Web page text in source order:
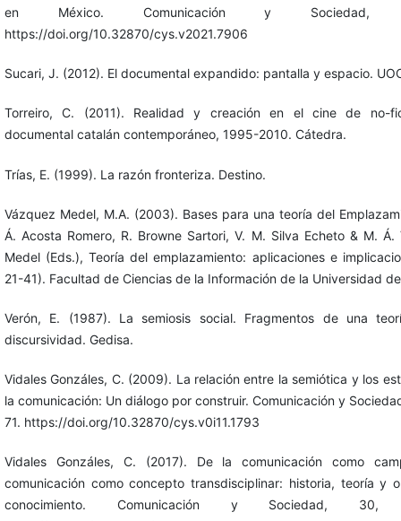
en México. Comunicación y Sociedad,
https://doi.org/10.32870/cys.v2021.7906
Sucari, J. (2012). El documental expandido: pantalla y espacio.
Torreiro, C. (2011). Realidad y creación en el cine de no-
documental catalán contemporáneo, 1995-2010. Cátedra.
Trías, E. (1999). La razón fronteriza. Destino.
Vázquez Medel, M.A. (2003). Bases para una teoría del
Á. Acosta Romero, R. Browne Sartori, V. M. Silva Echeto & M. Á.
Medel (Eds.), Teoría del emplazamiento: aplicaciones e
21-41). Facultad de Ciencias de la Información de la Universidad
Verón, E. (1987). La semiosis social. Fragmentos de una
discursividad. Gedisa.
Vidales Gonzáles, C. (2009). La relación entre la semiótica y los
la comunicación: Un diálogo por construir. Comunicación y
71. https://doi.org/10.32870/cys.v0i11.1793
Vidales Gonzáles, C. (2017). De la comunicación como
comunicación como concepto transdisciplinar: historia, teoría y
conocimiento. Comunicación y Sociedad, 30,